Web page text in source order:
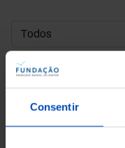
Consentir
DATA DE INÍCIO
DATA DE FIM